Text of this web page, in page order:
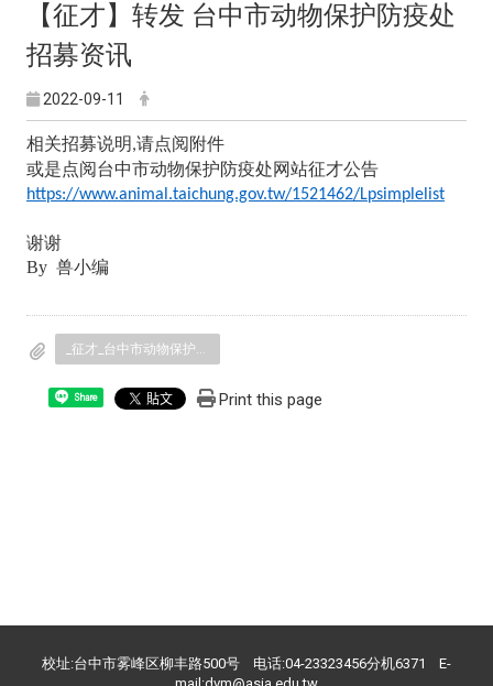
【征才】转发 台中市动物保护防疫处
招募资讯
2022-09-11
相关招募说明,请点阅附件
或是点阅台中市动物保护防疫处网站征才公告
https://www.animal.taichung.gov.tw/1521462/Lpsimplelist
谢谢
By 兽小编
Share Print this page
校址:台中市雾峰区柳丰路500号 电话:04-23323456分机6371 E-